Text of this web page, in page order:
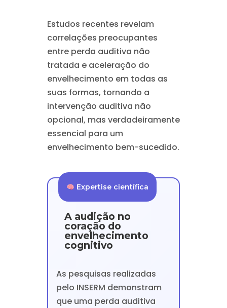
Estudos recentes revelam
correlações preocupantes
entre perda auditiva não
tratada e aceleração do
envelhecimento em todas as
suas formas, tornando a
intervenção auditiva não
opcional, mas verdadeiramente
essencial para um
envelhecimento bem-sucedido.
Expertise científica
A audição no
coração do
envelhecimento
cognitivo
As pesquisas realizadas
pelo INSERM demonstram
que uma perda auditiva